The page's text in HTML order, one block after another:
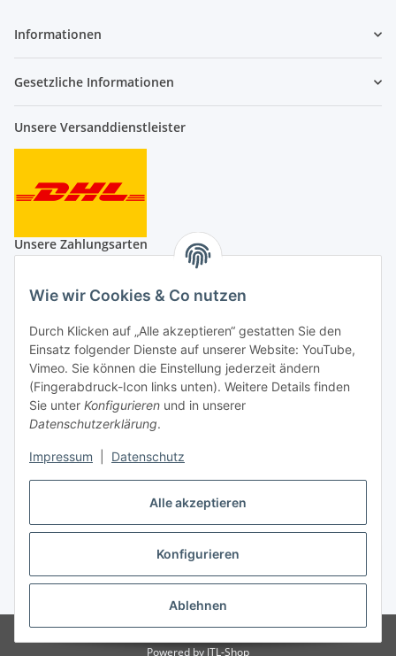
Alle akzeptieren
Konfigurieren
Ablehnen
Wie wir Cookies & Co nutzen
Durch Klicken auf „Alle akzeptieren“ gestatten Sie den
Einsatz folgender Dienste auf unserer Website: YouTube,
Vimeo. Sie können die Einstellung jederzeit ändern
(Fingerabdruck-Icon links unten). Weitere Details finden
Sie unter Konfigurieren und in unserer
Datenschutzerklärung.
Impressum Datenschutz
Informationen
Gesetzliche Informationen
Unsere Versanddienstleister
Unsere Zahlungsarten
Auf Nummer sicher
Ein Partnershop der
Vertrag widerrufen
Powered by JTL-Shop